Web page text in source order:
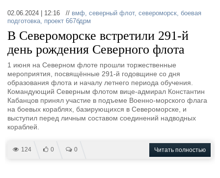
02.06.2024 | 12:16 // вмф, северный флот, североморск, боевая
подготовка, проект 667бдрм
В Североморске встретили 291-й
день рождения Северного флота
1 июня на Северном флоте прошли торжественные
мероприятия, посвящённые 291-й годовщине со дня
образования флота и началу летнего периода обучения.
Командующий Северным флотом вице-адмирал Константин
Кабанцов принял участие в подъеме Военно-морского флага
на боевых кораблях, базирующихся в Североморске, и
выступил перед личным составом соединений надводных
кораблей.
124 0 0 Читать полностью